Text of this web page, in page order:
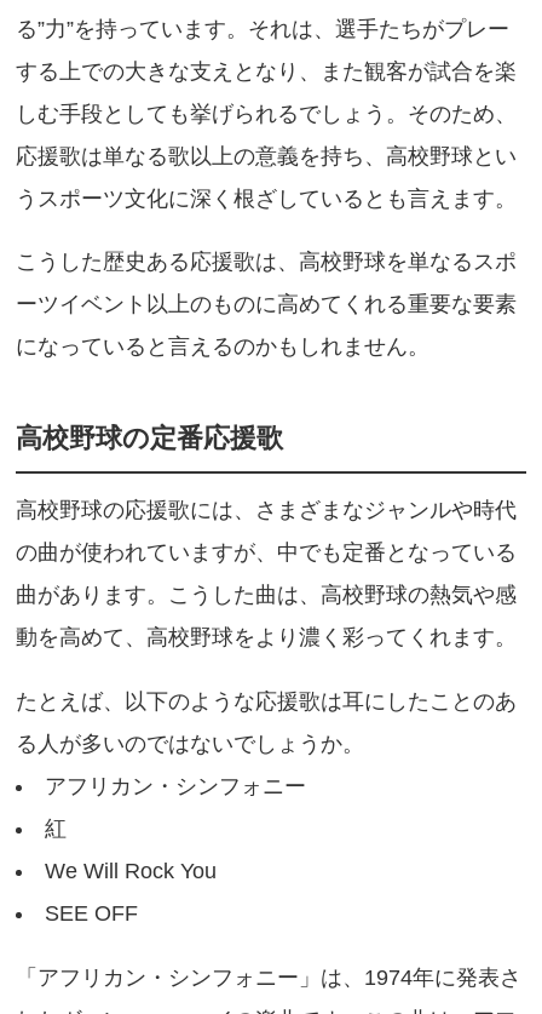
る”力”を持っています。それは、選手たちがプレー
する上での大きな支えとなり、また観客が試合を楽
しむ手段としても挙げられるでしょう。そのため、
応援歌は単なる歌以上の意義を持ち、高校野球とい
うスポーツ文化に深く根ざしているとも言えます。
こうした歴史ある応援歌は、高校野球を単なるスポ
ーツイベント以上のものに高めてくれる重要な要素
になっていると言えるのかもしれません。
高校野球の定番応援歌
高校野球の応援歌には、さまざまなジャンルや時代
の曲が使われていますが、中でも定番となっている
曲があります。こうした曲は、高校野球の熱気や感
動を高めて、高校野球をより濃く彩ってくれます。
たとえば、以下のような応援歌は耳にしたことのあ
る人が多いのではないでしょうか。
アフリカン・シンフォニー
紅
We Will Rock You
SEE OFF
「アフリカン・シンフォニー」は、1974年に発表さ